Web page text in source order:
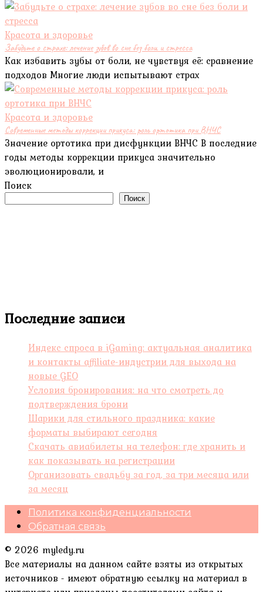
Красота и здоровье
Забудьте о страхе: лечение зубов во сне без боли и стресса
Как избавить зубы от боли, не чувствуя её: сравнение
подходов Многие люди испытывают страх
Красота и здоровье
Современные методы коррекции прикуса: роль ортотика при ВНЧС
Значение ортотика при дисфункции ВНЧС В последние
годы методы коррекции прикуса значительно
эволюционировали, и
Поиск
Поиск
Последние записи
Индекс спроса в iGaming: актуальная аналитика
и контакты affiliate-индустрии для выхода на
новые GEO
Условия бронирования: на что смотреть до
подтверждения брони
Шарики для стильного праздника: какие
форматы выбирают сегодня
Скачать авиабилеты на телефон: где хранить и
как показывать на регистрации
Организовать свадьбу за год, за три месяца или
за месяц
Политика конфиденциальности
Обратная связь
© 2026 myledy.ru
Все материалы на данном сайте взяты из открытых
источников - имеют обратную ссылку на материал в